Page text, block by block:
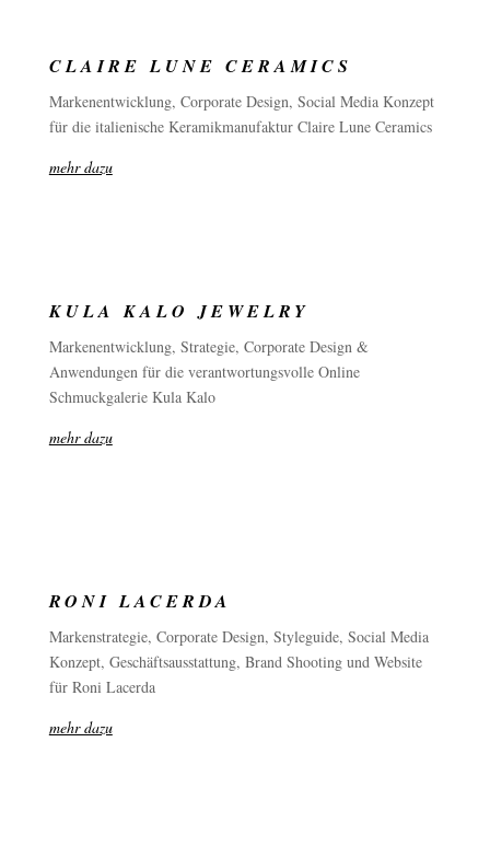
CLAIRE LUNE CERAMICS
Markenentwicklung, Corporate Design, Social Media Konzept
für die italienische Keramikmanufaktur Claire Lune Ceramics
mehr dazu
KULA KALO JEWELRY
Markenentwicklung, Strategie, Corporate Design &
Anwendungen für die verantwortungsvolle Online
Schmuckgalerie Kula Kalo
mehr dazu
RONI LACERDA
Markenstrategie, Corporate Design, Styleguide, Social Media
Konzept, Geschäftsausstattung, Brand Shooting und Website
für Roni Lacerda
mehr dazu